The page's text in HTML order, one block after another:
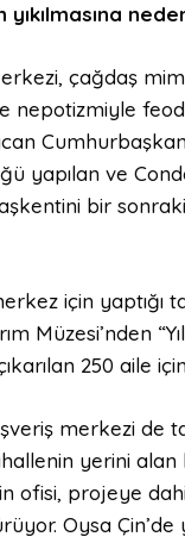
çağdaş
yapılan ve
bir
için
Müzesi’nden
250 aile
merkezi de
yerini
projeye dahil
Oysa Çin’de